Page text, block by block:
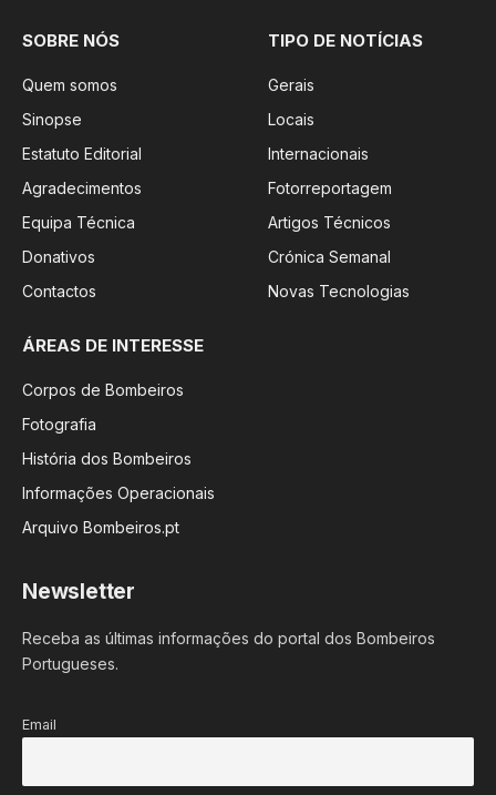
SOBRE NÓS
Quem somos
Sinopse
Estatuto Editorial
Agradecimentos
Equipa Técnica
Donativos
Contactos
TIPO DE NOTÍCIAS
Gerais
Locais
Internacionais
Fotorreportagem
Artigos Técnicos
Crónica Semanal
Novas Tecnologias
ÁREAS DE INTERESSE
Corpos de Bombeiros
Fotografia
História dos Bombeiros
Informações Operacionais
Arquivo Bombeiros.pt
Newsletter
Receba as últimas informações do portal dos Bombeiros
Portugueses.
Email